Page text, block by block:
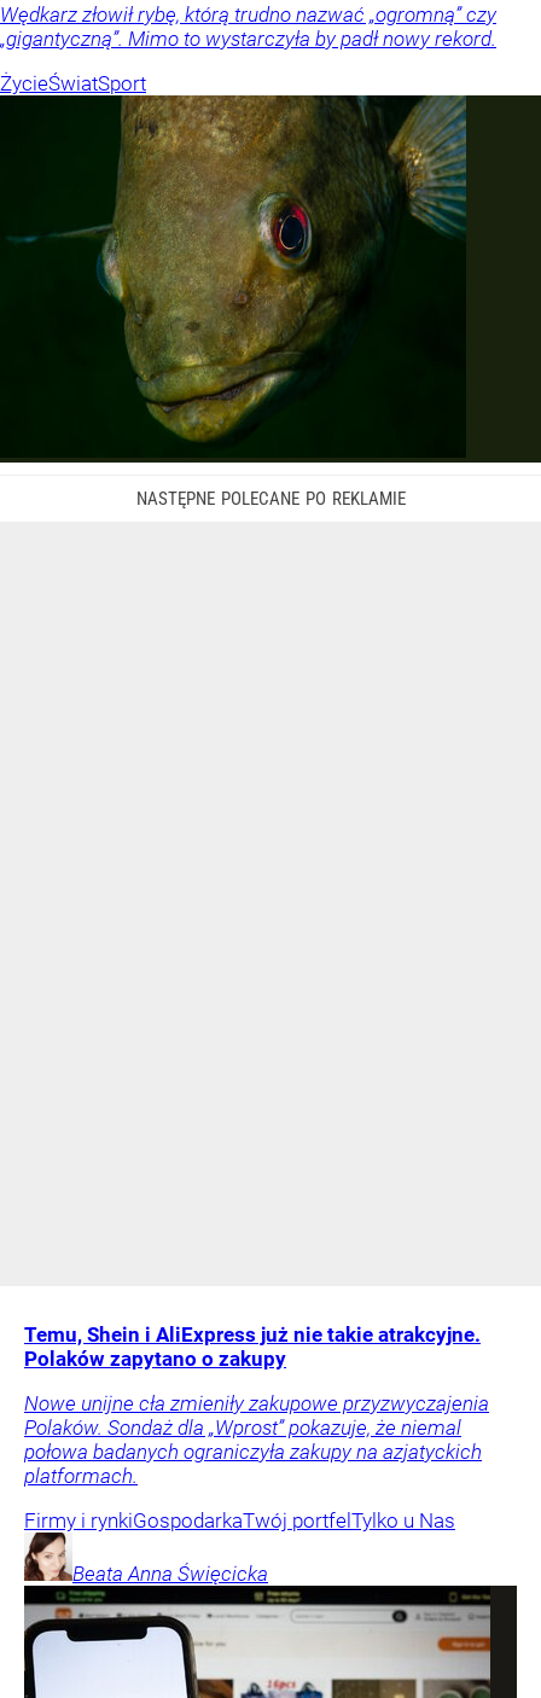
Wędkarz złowił rybę, którą trudno nazwać „ogromną” czy
„gigantyczną”. Mimo to wystarczyła by padł nowy rekord.
ŻycieŚwiatSport
Temu, Shein i AliExpress już nie takie atrakcyjne.
Polaków zapytano o zakupy
Nowe unijne cła zmieniły zakupowe przyzwyczajenia
Polaków. Sondaż dla „Wprost” pokazuje, że niemal
połowa badanych ograniczyła zakupy na azjatyckich
platformach.
Firmy i rynkiGospodarkaTwój portfelTylko u Nas
Beata Anna Święcicka